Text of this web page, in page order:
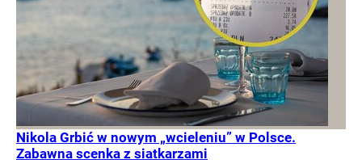
Nikola Grbić w nowym „wcieleniu” w Polsce.
Zabawna scenka z siatkarzami